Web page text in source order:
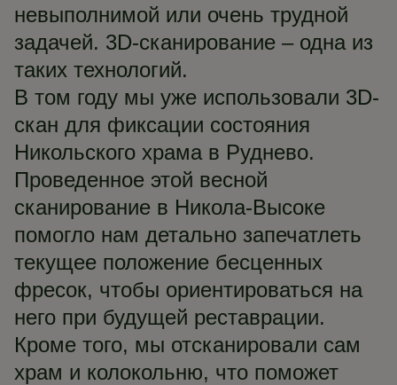
невыполнимой или очень трудной
задачей. 3D-сканирование – одна из
таких технологий.
В том году мы уже использовали 3D-
скан для фиксации состояния
Никольского храма в Руднево.
Проведенное этой весной
сканирование в Никола-Высоке
помогло нам детально запечатлеть
текущее положение бесценных
фресок, чтобы ориентироваться на
него при будущей реставрации.
Кроме того, мы отсканировали сам
храм и колокольню, что поможет